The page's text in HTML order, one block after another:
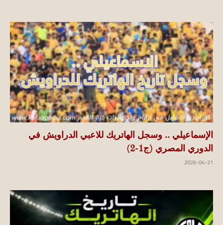
الإسماعيلي .. وسجل الهاتريك للاعبي الدراويش في
الدوري المصري (ج1-2)
2026-04-21